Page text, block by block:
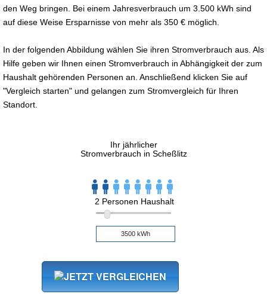
den Weg bringen. Bei einem Jahresverbrauch um 3.500 kWh sind
auf diese Weise Ersparnisse von mehr als 350 € möglich.
In der folgenden Abbildung wählen Sie ihren Stromverbrauch aus. Als
Hilfe geben wir Ihnen einen Stromverbrauch in Abhängigkeit der zum
Haushalt gehörenden Personen an. Anschließend klicken Sie auf
"Vergleich starten" und gelangen zum Stromvergleich für Ihren
Standort.
Ihr jährlicher
Stromverbrauch in Scheßlitz
2 Personen Haushalt